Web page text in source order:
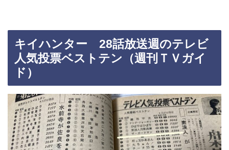
キイハンター 28話放送週のテレビ
人気投票ベストテン（週刊ＴＶガイ
ド）